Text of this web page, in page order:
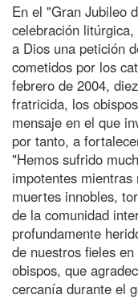
En el "Gran Jubileo
celebración
a Dios una petición
cometidos por los
febrero de 2004,
fratricida, los
mensaje en el que
por tanto, a
"Hemos sufrido
impotentes
muertes innobles,
de la comunidad
profundamente
de nuestros fieles
obispos, que
cercanía durante el